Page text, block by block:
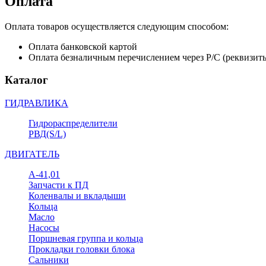
Оплата товаров осуществляется следующим способом:
Оплата банковской картой
Оплата безналичным перечислением через Р/С
Каталог
ГИДРАВЛИКА
Гидрораспределители
РВД(S/L)
ДВИГАТЕЛЬ
А-41,01
Запчасти к ПД
Коленвалы и вкладыши
Кольца
Масло
Насосы
Поршневая группа и кольца
Прокладки головки блока
Сальники